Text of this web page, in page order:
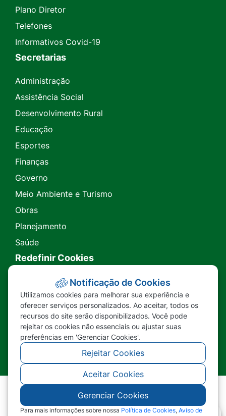
Plano Diretor
Telefones
Informativos Covid-19
Secretarias
Administração
Assistência Social
Desenvolvimento Rural
Educação
Esportes
Finanças
Governo
Meio Ambiente e Turismo
Obras
Planejamento
Saúde
Redefinir Cookies
Transparência
Ouvidoria
SIC
©2026 - Prefeitura Municipal de Nova Lacerda -
MT - Todos os direitos reservados
Notificação de Cookies
Utilizamos cookies para melhorar sua experiência e
oferecer serviços personalizados. Ao aceitar, todos os
recursos do site serão disponibilizados. Você pode
rejeitar os cookies não essenciais ou ajustar suas
preferências em 'Gerenciar Cookies'.
Rejeitar Cookies
Aceitar Cookies
Gerenciar Cookies
Para mais informações sobre nossa Política de Cookies, Aviso de